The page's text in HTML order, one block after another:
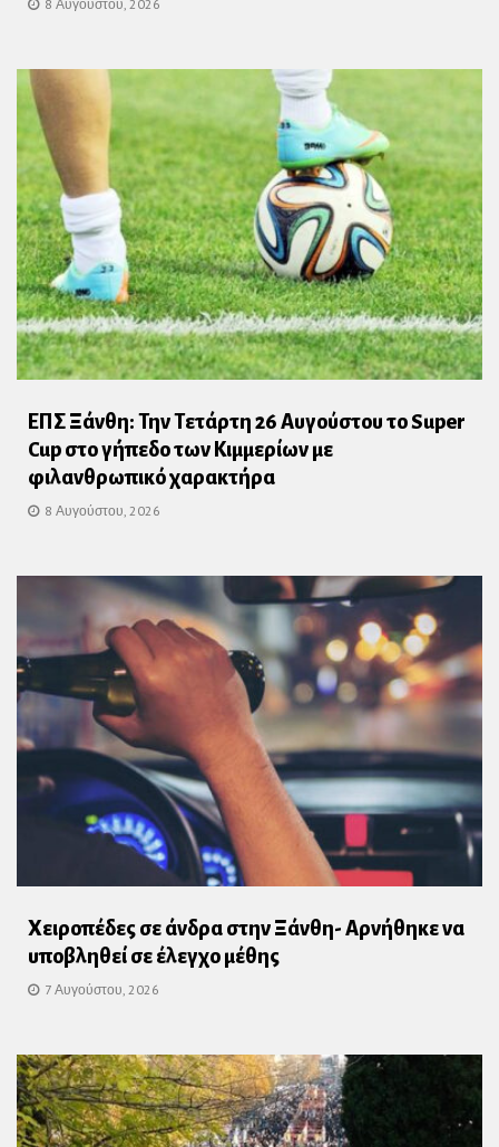
8 Αυγούστου, 2026
ΕΠΣ Ξάνθη: Την Τετάρτη 26 Αυγούστου το Super
Cup στο γήπεδο των Κιμμερίων με
φιλανθρωπικό χαρακτήρα
8 Αυγούστου, 2026
Χειροπέδες σε άνδρα στην Ξάνθη- Αρνήθηκε να
υποβληθεί σε έλεγχο μέθης
7 Αυγούστου, 2026